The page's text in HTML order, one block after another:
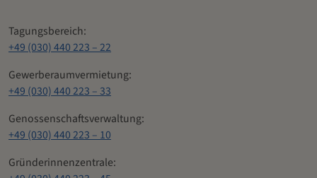
Tagungsbereich:
+49 (030) 440 223 – 22
Gewerberaumvermietung:
+49 (030) 440 223 – 33
Genossenschaftsverwaltung:
+49 (030) 440 223 – 10
Gründerinnenzentrale: